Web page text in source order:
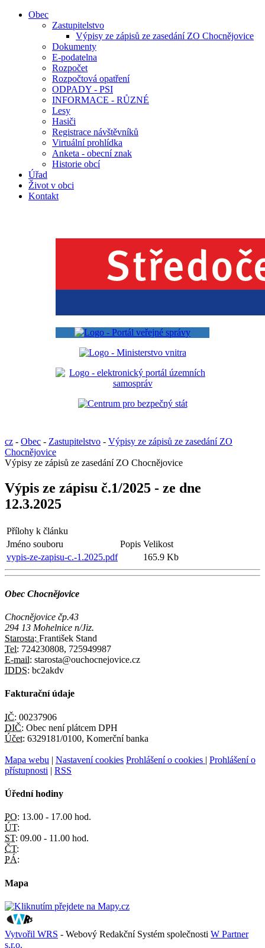
Obec
Zastupitelstvo
Výpisy ze zápisů ze zasedání ZO Chocnějovice
Dokumenty
E-podatelna
Rozpočet
Rozpočtová opatření
ODPADY - PSI
INFORMACE - RŮZNÉ
Lesy
Hasiči
Registrace návštěvníků
Virtuální prohlídka
Anketa - obecní znak
Historie obcí
Úřad
Život v obci
Kontakt
cz - Obec - Zastupitelstvo - Výpisy ze zápisů ze zasedání ZO
Chocnějovice
Výpisy ze zápisů ze zasedání ZO Chocnějovice
Výpis ze zápisu č.1/2025 - ze dne
12.3.2025
Přílohy k článku
Jméno souboru
Popis Velikost
vypis-ze-zapisu-c.-1.2025.pdf
165.9 Kb
Obec Chocnějovice
Chocnějovice čp.43
294 13 Mohelnice n/Jiz.
Starosta: František Stand
Tel: 724230808, 725949987
E-mail: starosta@ouchocnejovice.cz
IDDS: bc2akdv
Fakturační údaje
IČ: 00237906
DIČ: Obec není plátcem DPH
Účet: 6329181/0100, Komerční banka
Mapa webu | Nastavení cookies Prohlášení o cookies | Prohlášení o
přístupnosti | RSS
Úřední hodiny
PO: 13.00 - 17.00 hod.
ÚT:
ST: 09.00 - 11.00 hod.
ČT:
PÁ:
Mapa
Vytvořil WRS - Webový Redakční Systém společnosti W Partner
s.r.o.